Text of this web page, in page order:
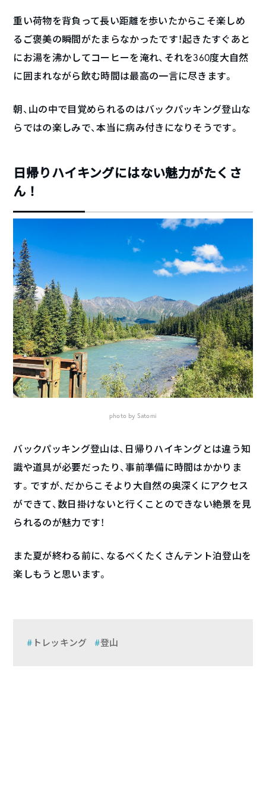
重い荷物を背負って長い距離を歩いたからこそ楽しめ
るご褒美の瞬間がたまらなかったです！起きたすぐあと
にお湯を沸かしてコーヒーを淹れ、それを360度大自然
に囲まれながら飲む時間は最高の一言に尽きます。
朝、山の中で目覚められるのはバックパッキング登山な
らではの楽しみで、本当に病み付きになりそうです。
日帰りハイキングにはない魅力がたくさ
ん！
photo by Satomi
バックパッキング登山は、日帰りハイキングとは違う知
識や道具が必要だったり、事前準備に時間はかかりま
す。ですが、だからこそより大自然の奥深くにアクセス
ができて、数日掛けないと行くことのできない絶景を見
られるのが魅力です！
また夏が終わる前に、なるべくたくさんテント泊登山を
楽しもうと思います。
トレッキング 登山